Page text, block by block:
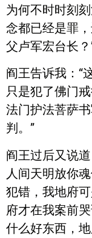
为何不时时刻
念都已经是罪
父卢军宏台长？
阎王告诉我：“
只是犯了佛门
法门护法菩萨
判。”
阎王过后又说
人间天明放你
犯错，我地府
府才在我案前
什么好东西，